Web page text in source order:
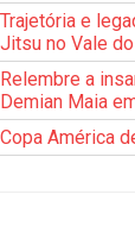
Trajetória e
Jitsu no Vale
Relembre a
Demian Maia
Copa América